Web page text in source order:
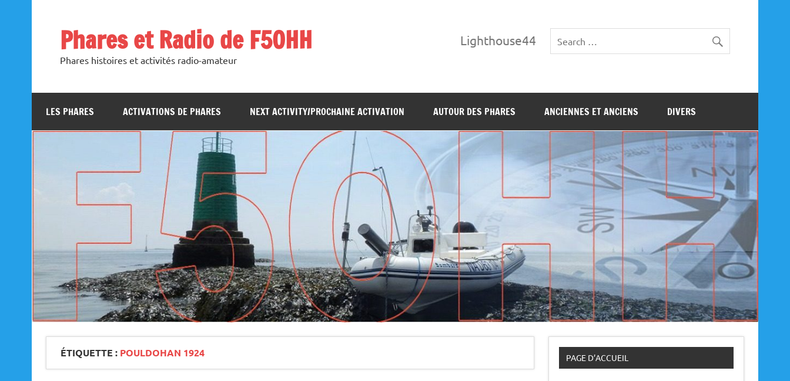
Phares et Radio de F5OHH
Phares histoires et activités radio-amateur
Lighthouse44
LES PHARES ACTIVATIONS DE PHARES NEXT ACTIVITY/PROCHAINE ACTIVATION AUTOUR DES PHARES ANCIENNES ET ANCIENS DIVERS
ÉTIQUETTE : POULDOHAN 1924 PAGE D’ACCUEIL